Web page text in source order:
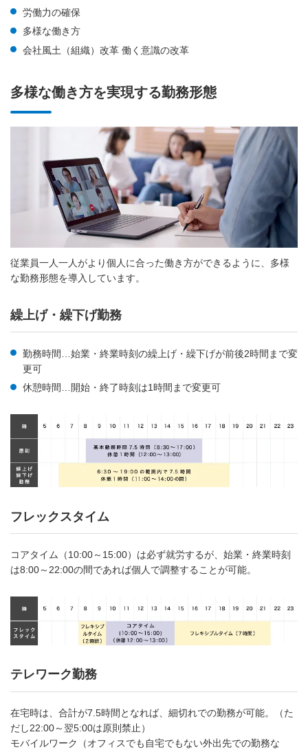
労働力の確保
多様な働き方
会社風土（組織）改革 働く意識の改革
多様な働き方を実現する勤務形態
従業員一人一人がより個人に合った働き方ができるように、多様
な勤務形態を導入しています。
繰上げ・繰下げ勤務
勤務時間…始業・終業時刻の繰上げ・繰下げが前後2時間まで変
更可
休憩時間…開始・終了時刻は1時間まで変更可
フレックスタイム
コアタイム（10:00～15:00）は必ず就労するが、始業・終業時刻
は8:00～22:00の間であれば個人で調整することが可能。
テレワーク勤務
在宅時は、合計が7.5時間となれば、細切れでの勤務が可能。（た
だし22:00～翌5:00は原則禁止）
モバイルワーク（オフィスでも自宅でもない外出先での勤務な